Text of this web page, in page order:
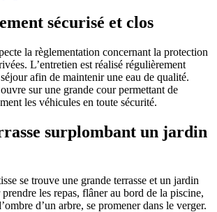
sécurisé et clos
la règlementation concernant la protection
L’entretien est réalisé régulièrement
afin de maintenir une eau de qualité.
sur une grande cour permettant de
les véhicules en toute sécurité.
surplombant un jardin
se trouve une grande terrasse et un jardin
les repas, flâner au bord de la piscine,
d’un arbre, se promener dans le verger.